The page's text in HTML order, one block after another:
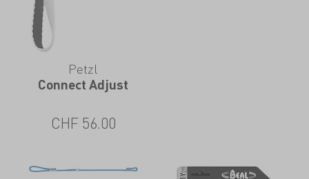
Petzl
Connect Adjust
CHF 56.00